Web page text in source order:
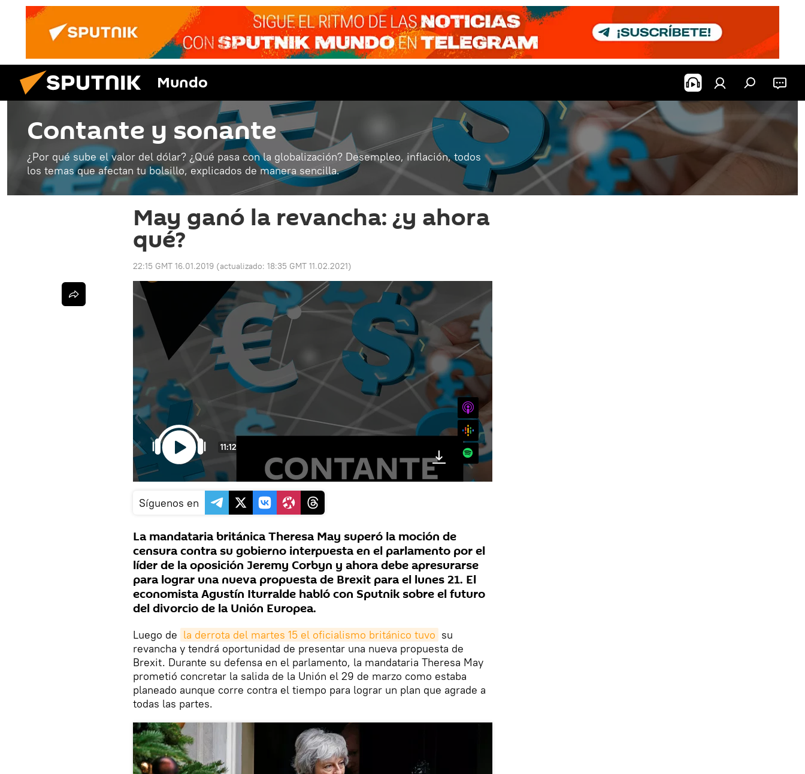
Mundo
Contante y sonante
¿Por qué sube el valor del dólar? ¿Qué pasa con la globalización? Desempleo, inflación, todos
los temas que afectan tu bolsillo, explicados de manera sencilla.
May ganó la revancha: ¿y ahora
qué?
22:15 GMT 16.01.2019 (actualizado: 18:35 GMT 11.02.2021)
11:12
iTunes
Google
Spotify
Síguenos en
La mandataria británica Theresa May superó la moción de
censura contra su gobierno interpuesta en el parlamento por el
líder de la oposición Jeremy Corbyn y ahora debe apresurarse
para lograr una nueva propuesta de Brexit para el lunes 21. El
economista Agustín Iturralde habló con Sputnik sobre el futuro
del divorcio de la Unión Europea.
Luego de la derrota del martes 15 el oficialismo británico tuvo su
revancha y tendrá oportunidad de presentar una nueva propuesta de
Brexit. Durante su defensa en el parlamento, la mandataria Theresa May
prometió concretar la salida de la Unión el 29 de marzo como estaba
planeado aunque corre contra el tiempo para lograr un plan que agrade a
todas las partes.